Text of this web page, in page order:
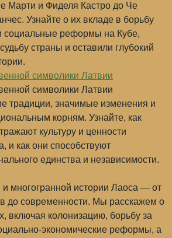
Марти и Фиделя Кастро до Че
Узнайте о их вкладе в борьбу
социальные реформы на Кубе,
страны и оставили глубокий
символики Латвии
символики Латвии
традиции, значимые изменения и
корням. Узнайте, как
культуру и ценности
и как они способствуют
единства и независимости.
и многогранной истории Лаоса — от
до современности. Мы расскажем о
включая колонизацию, борьбу за
экономические реформы, а